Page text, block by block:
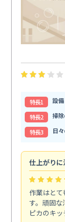
特⻑1
設
特⻑2
掃
特⻑3
日
仕上がりに
作業はと
す。頑固な
ピカのキッ